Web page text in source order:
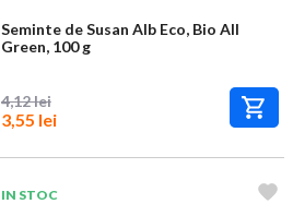
Seminte de Susan Alb Eco, Bio All
Green, 100 g
4,12 lei
3,55 lei
IN STOC